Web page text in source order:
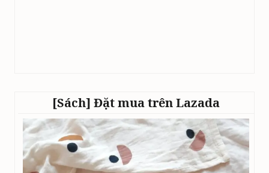
[Sách] Đặt mua trên Lazada